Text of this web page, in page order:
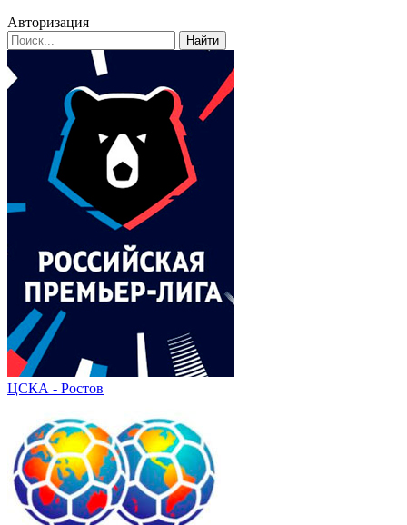
Авторизация
Найти
ЦСКА - Ростов